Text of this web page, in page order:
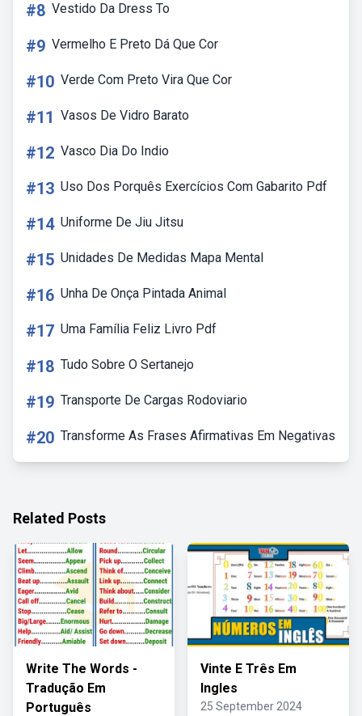
#8 Vestido Da Dress To
#9 Vermelho E Preto Dá Que Cor
#10 Verde Com Preto Vira Que Cor
#11 Vasos De Vidro Barato
#12 Vasco Dia Do Indio
#13 Uso Dos Porquês Exercícios Com Gabarito Pdf
#14 Uniforme De Jiu Jitsu
#15 Unidades De Medidas Mapa Mental
#16 Unha De Onça Pintada Animal
#17 Uma Família Feliz Livro Pdf
#18 Tudo Sobre O Sertanejo
#19 Transporte De Cargas Rodoviario
#20 Transforme As Frases Afirmativas Em Negativas
Related Posts
Write The Words -
Tradução Em
Português
Vinte E Três Em
Ingles
25 September 2024